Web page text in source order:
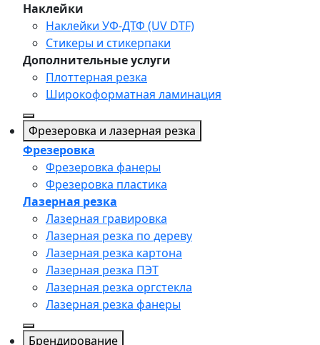
Наклейки
Наклейки УФ-ДТФ (UV DTF)
Стикеры и стикерпаки
Дополнительные услуги
Плоттерная резка
Широкоформатная ламинация
Фрезеровка и лазерная резка
Фрезеровка
Фрезеровка фанеры
Фрезеровка пластика
Лазерная резка
Лазерная гравировка
Лазерная резка по дереву
Лазерная резка картона
Лазерная резка ПЭТ
Лазерная резка оргстекла
Лазерная резка фанеры
Брендирование